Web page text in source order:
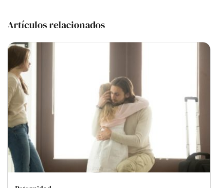
Artículos relacionados